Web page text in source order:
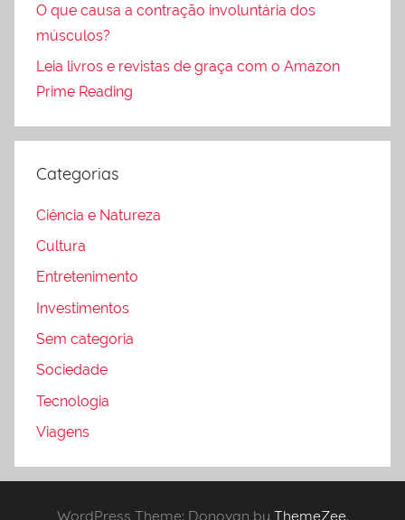
O que causa a contração involuntária dos
músculos?
Leia livros e revistas de graça com o Amazon
Prime Reading
Categorias
Ciência e Natureza
Cultura
Entretenimento
Investimentos
Sem categoria
Sociedade
Tecnologia
Viagens
WordPress Theme: Donovan by ThemeZee.